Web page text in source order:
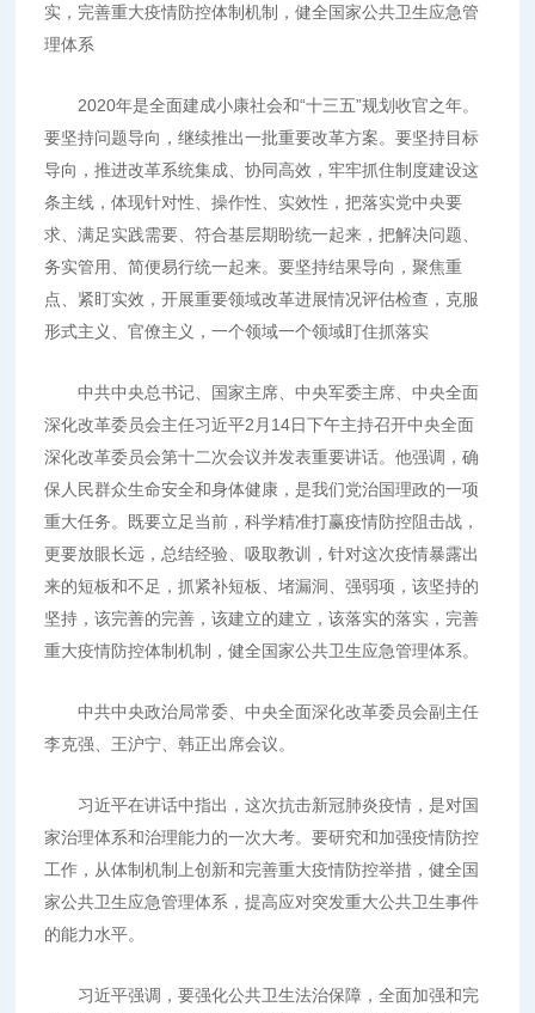
实，完善重大疫情防控体制机制，健全国家公共卫生应急管
理体系
2020年是全面建成小康社会和“十三五”规划收官之年。
要坚持问题导向，继续推出一批重要改革方案。要坚持目标
导向，推进改革系统集成、协同高效，牢牢抓住制度建设这
条主线，体现针对性、操作性、实效性，把落实党中央要
求、满足实践需要、符合基层期盼统一起来，把解决问题、
务实管用、简便易行统一起来。要坚持结果导向，聚焦重
点、紧盯实效，开展重要领域改革进展情况评估检查，克服
形式主义、官僚主义，一个领域一个领域盯住抓落实
中共中央总书记、国家主席、中央军委主席、中央全面
深化改革委员会主任习近平2月14日下午主持召开中央全面
深化改革委员会第十二次会议并发表重要讲话。他强调，确
保人民群众生命安全和身体健康，是我们党治国理政的一项
重大任务。既要立足当前，科学精准打赢疫情防控阻击战，
更要放眼长远，总结经验、吸取教训，针对这次疫情暴露出
来的短板和不足，抓紧补短板、堵漏洞、强弱项，该坚持的
坚持，该完善的完善，该建立的建立，该落实的落实，完善
重大疫情防控体制机制，健全国家公共卫生应急管理体系。
中共中央政治局常委、中央全面深化改革委员会副主任
李克强、王沪宁、韩正出席会议。
习近平在讲话中指出，这次抗击新冠肺炎疫情，是对国
家治理体系和治理能力的一次大考。要研究和加强疫情防控
工作，从体制机制上创新和完善重大疫情防控举措，健全国
家公共卫生应急管理体系，提高应对突发重大公共卫生事件
的能力水平。
习近平强调，要强化公共卫生法治保障，全面加强和完